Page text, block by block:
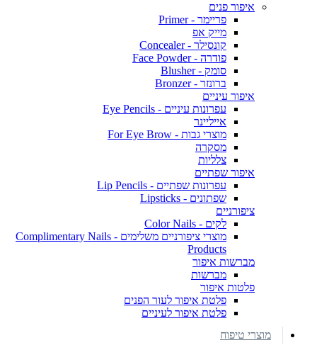
איפור פנים
פריימר - Primer
מייק אפ
קונסילר - Concealer
פודרה - Face Powder
סומק - Blusher
ברונזר - Bronzer
איפור עיניים
עפרונות עיניים - Eye Pencils
אייליינר
מוצרי גבות - For Eye Brow
מסקרה
צלליות
איפור שפתיים
עפרונות שפתיים - Lip Pencils
שפתונים - Lipsticks
ציפורניים
לקים - Color Nails
מוצרי ציפורניים משלימים - Complimentary Nails
Products
מברשות איפור
מברשות
פלטות איפור
פלטת איפור לעור הפנים
פלטת איפור לעיניים
מוצרי טיפוח